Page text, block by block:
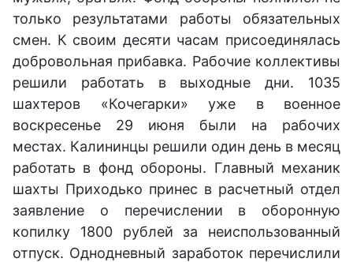
только результатами работы обязательных
смен. К своим десяти часам присоединялась
добровольная прибавка. Рабочие коллективы
решили работать в выходные дни. 1035
шахтеров «Кочегарки» уже в военное
воскресенье 29 июня были на рабочих
местах. Калининцы решили один день в месяц
работать в фонд обороны. Главный механик
шахты Приходько принес в расчетный отдел
заявление о перечислении в оборонную
копилку 1800 рублей за неиспользованный
отпуск. Однодневный заработок перечислили